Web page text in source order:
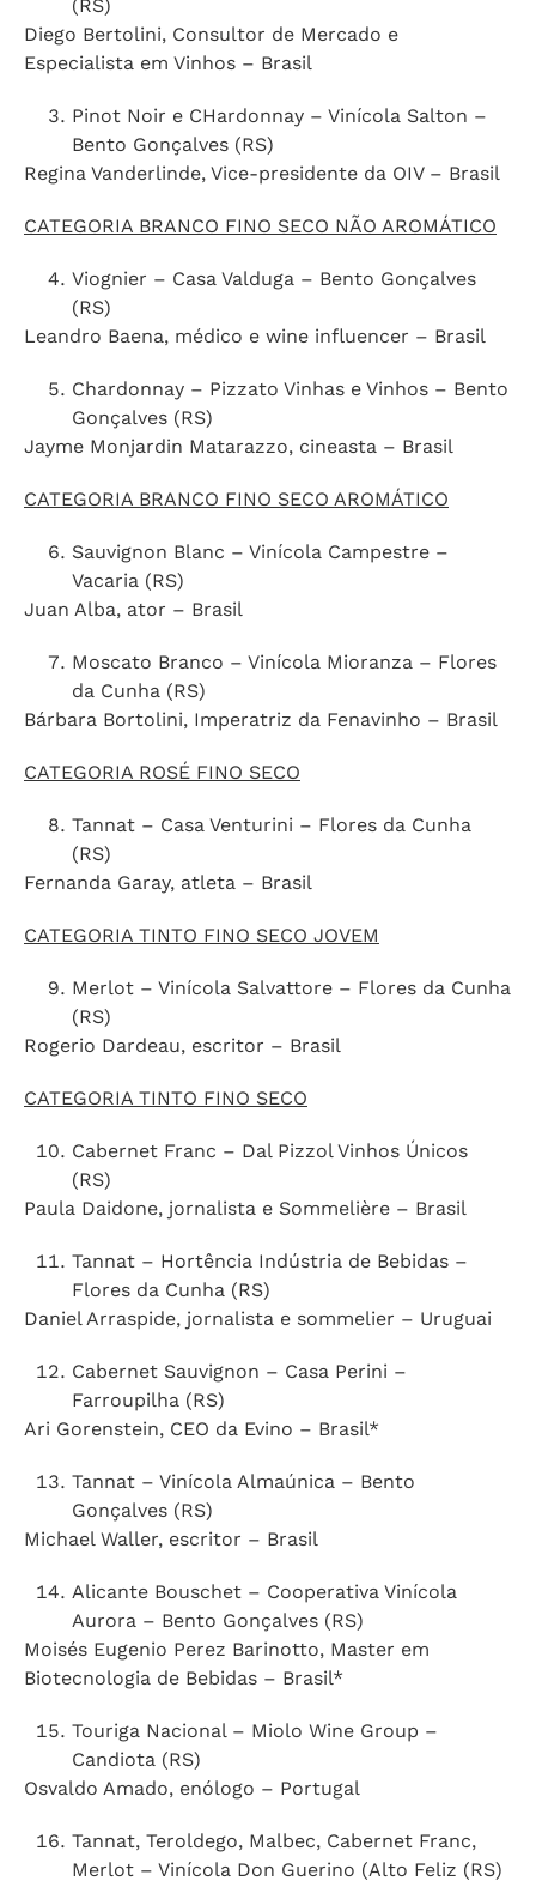
(RS)
Diego Bertolini, Consultor de Mercado e
Especialista em Vinhos – Brasil
Pinot Noir e CHardonnay – Vinícola Salton –
Bento Gonçalves (RS)
Regina Vanderlinde, Vice-presidente da OIV – Brasil
CATEGORIA BRANCO FINO SECO NÃO AROMÁTICO
Viognier – Casa Valduga – Bento Gonçalves
(RS)
Leandro Baena, médico e wine influencer – Brasil
Chardonnay – Pizzato Vinhas e Vinhos – Bento
Gonçalves (RS)
Jayme Monjardin Matarazzo, cineasta – Brasil
CATEGORIA BRANCO FINO SECO AROMÁTICO
Sauvignon Blanc – Vinícola Campestre –
Vacaria (RS)
Juan Alba, ator – Brasil
Moscato Branco – Vinícola Mioranza – Flores
da Cunha (RS)
Bárbara Bortolini, Imperatriz da Fenavinho – Brasil
CATEGORIA ROSÉ FINO SECO
Tannat – Casa Venturini – Flores da Cunha
(RS)
Fernanda Garay, atleta – Brasil
CATEGORIA TINTO FINO SECO JOVEM
Merlot – Vinícola Salvattore – Flores da Cunha
(RS)
Rogerio Dardeau, escritor – Brasil
CATEGORIA TINTO FINO SECO
Cabernet Franc – Dal Pizzol Vinhos Únicos
(RS)
Paula Daidone, jornalista e Sommelière – Brasil
Tannat – Hortência Indústria de Bebidas –
Flores da Cunha (RS)
Daniel Arraspide, jornalista e sommelier – Uruguai
Cabernet Sauvignon – Casa Perini –
Farroupilha (RS)
Ari Gorenstein, CEO da Evino – Brasil*
Tannat – Vinícola Almaúnica – Bento
Gonçalves (RS)
Michael Waller, escritor – Brasil
Alicante Bouschet – Cooperativa Vinícola
Aurora – Bento Gonçalves (RS)
Moisés Eugenio Perez Barinotto, Master em
Biotecnologia de Bebidas – Brasil*
Touriga Nacional – Miolo Wine Group –
Candiota (RS)
Osvaldo Amado, enólogo – Portugal
Tannat, Teroldego, Malbec, Cabernet Franc,
Merlot – Vinícola Don Guerino (Alto Feliz (RS)